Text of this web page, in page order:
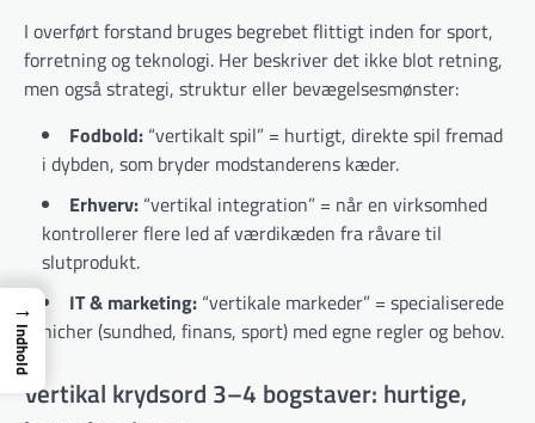
I overført forstand bruges begrebet flittigt inden for sport,
forretning og teknologi. Her beskriver det ikke blot retning,
men også strategi, struktur eller bevægelsesmønster:
Fodbold: “vertikalt spil” = hurtigt, direkte spil fremad
i dybden, som bryder modstanderens kæder.
Erhverv: “vertikal integration” = når en virksomhed
kontrollerer flere led af værdikæden fra råvare til
slutprodukt.
IT & marketing: “vertikale markeder” = specialiserede
nicher (sundhed, finans, sport) med egne regler og behov.
Vertikal krydsord 3–4 bogstaver: hurtige,
→
Indhold